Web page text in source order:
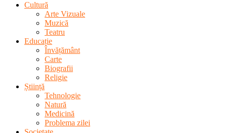
Cultură
Arte Vizuale
Muzică
Teatru
Educație
Învățământ
Carte
Biografii
Religie
Știință
Tehnologie
Natură
Medicină
Problema zilei